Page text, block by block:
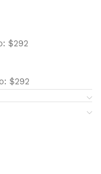
$292
$292